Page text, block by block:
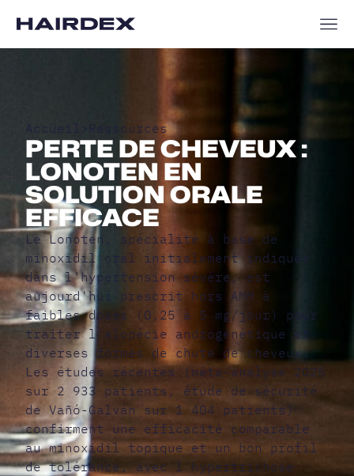
Ressources
PERTE DE CHEVEUX :
LONOTEN EN
SOLUTION ORALE
EFFICACE
Le Lonoten, spécialité à base de
minoxidil oral initialement indiquée
dans l'hypertension sévère, est
aujourd'hui prescrit hors AMM à
faibles doses (0,25 à 5 mg/jour) pour
traiter l'alopécie androgénétique et
diverses formes de chute de cheveux.
Les études récentes (méta-analyse 2025
sur 2 933 patients, étude de sécurité
de Vañó-Galván sur 1 404 patients)
confirment une efficacité comparable
au minoxidil topique et un bon profil
de tolérance, avec l'hypertrichose